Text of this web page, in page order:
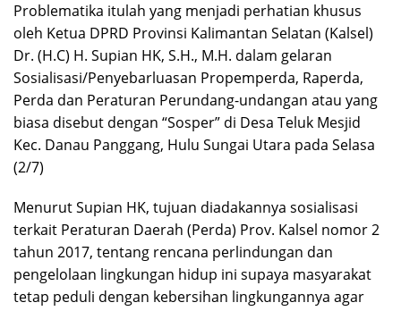
Problematika itulah yang menjadi perhatian khusus
oleh Ketua DPRD Provinsi Kalimantan Selatan (Kalsel)
Dr. (H.C) H. Supian HK, S.H., M.H. dalam gelaran
Sosialisasi/Penyebarluasan Propemperda, Raperda,
Perda dan Peraturan Perundang-undangan atau yang
biasa disebut dengan “Sosper” di Desa Teluk Mesjid
Kec. Danau Panggang, Hulu Sungai Utara pada Selasa
(2/7)
Menurut Supian HK, tujuan diadakannya sosialisasi
terkait Peraturan Daerah (Perda) Prov. Kalsel nomor 2
tahun 2017, tentang rencana perlindungan dan
pengelolaan lingkungan hidup ini supaya masyarakat
tetap peduli dengan kebersihan lingkungannya agar